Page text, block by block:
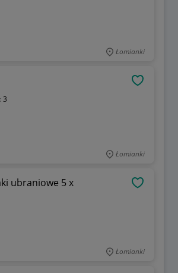
Łomianki
3
Łomianki
ubraniowe 5 x
Łomianki